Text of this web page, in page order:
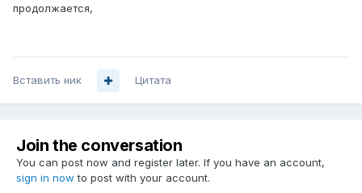
продолжается,
Вставить ник Цитата
Join the conversation
You can post now and register later. If you have an account,
sign in now to post with your account.